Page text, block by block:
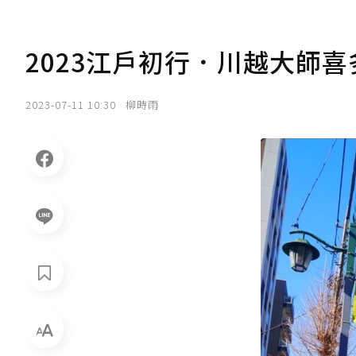
2023江戶初行．川越大師
2023-07-11 10:30 柳時雨